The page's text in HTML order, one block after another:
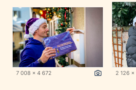
7 008 x 4 672 2 126 x